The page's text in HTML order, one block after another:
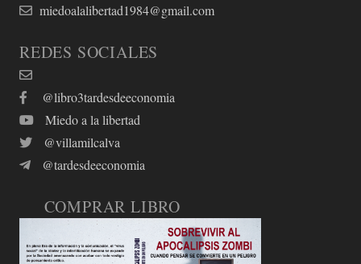
miedoalalibertad1984@gmail.com
REDES SOCIALES
@libro3tardesdeeconomia
Miedo a la libertad
@villamilcalva
@tardesdeeconomia
COMPRAR LIBRO